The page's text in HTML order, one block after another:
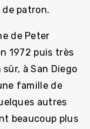
patron.
de Peter
1972 puis très
à San Diego
famille de
autres
beaucoup plus